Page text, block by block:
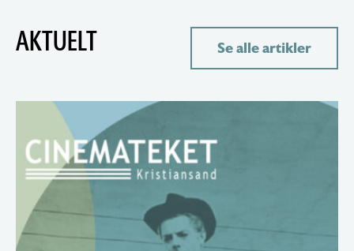
AKTUELT Se alle artikler